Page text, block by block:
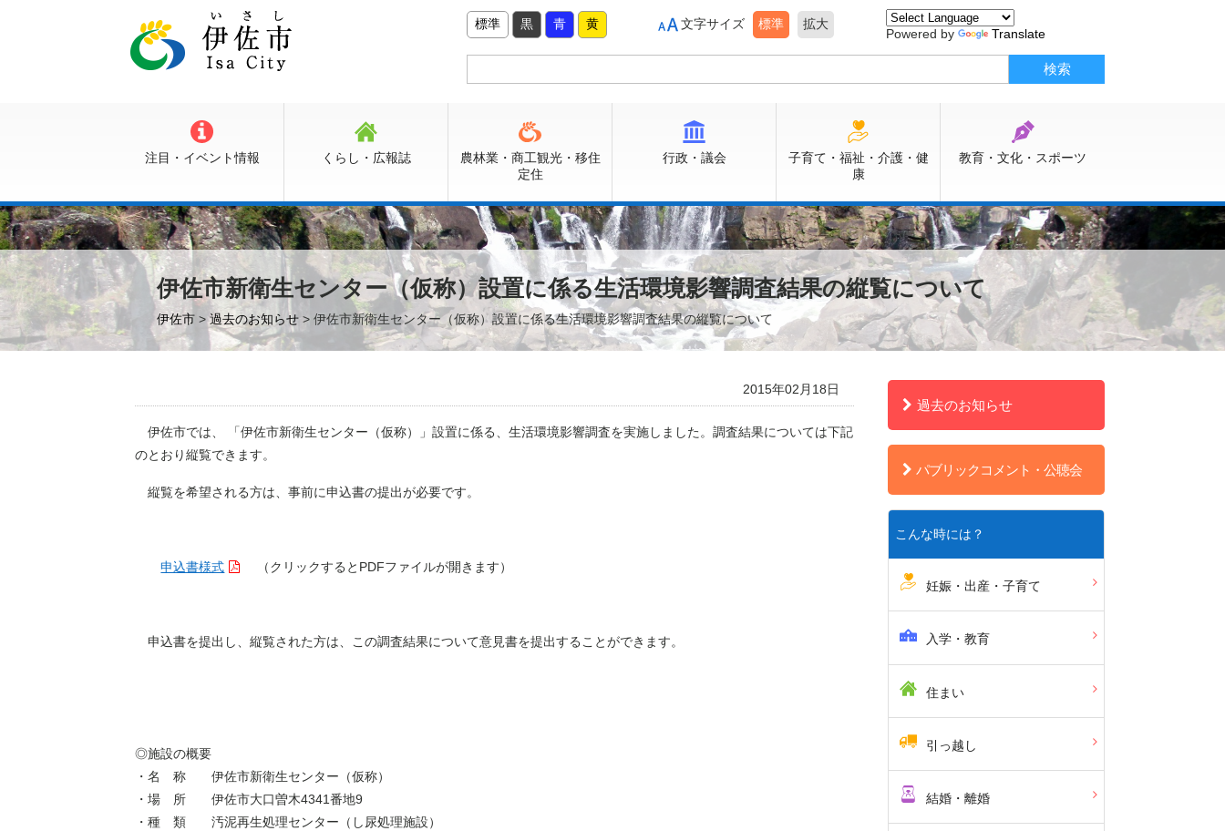
標準 黒 青 黄 文字サイズ 標準 拡大
Powered by Translate
注目・イベント情報 くらし・広報誌
農林業・商工観光・移住
定住
行政・議会
子育て・福祉・介護・健
康
教育・文化・スポーツ
伊佐市新衛生センター（仮称）設置に係る生活環境影響調査結果の縦覧について
伊佐市 >過去のお知らせ > 伊佐市新衛生センター（仮称）設置に係る生活環境影響調査結果の縦覧について
2015年02月18日
伊佐市では、 「伊佐市新衛生センター（仮称）」設置に係る、生活環境影響調査を実施しました。調査結果については下記
のとおり縦覧できます。
縦覧を希望される方は、事前に申込書の提出が必要です。
申込書様式 （クリックするとPDFファイルが開きます）
申込書を提出し、縦覧された方は、この調査結果について意見書を提出することができます。
◎施設の概要
・名 称 伊佐市新衛生センター（仮称）
・場 所 伊佐市大口曽木4341番地9
・種 類 汚泥再生処理センター（し尿処理施設）
過去のお知らせ
パブリックコメント・公聴会
こんな時には？
妊娠・出産・子育て
入学・教育
住まい
引っ越し
結婚・離婚